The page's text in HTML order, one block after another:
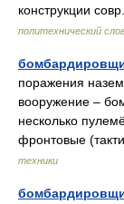
конструкции
политехнический
поражения
вооружение –
несколько
фронтовые
техники